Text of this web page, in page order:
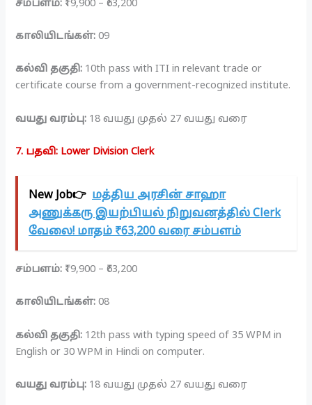
சம்பளம்: ₹19,900 – ₹63,200
காலியிடங்கள்: 09
கல்வி தகுதி: 10th pass with ITI in relevant trade or
certificate course from a government-recognized institute.
வயது வரம்பு: 18 வயது முதல் 27 வயது வரை
7. பதவி: Lower Division Clerk
New Job👉 மத்திய அரசின் சாஹா
அணுக்கரு இயற்பியல் நிறுவனத்தில் Clerk
வேலை! மாதம் ₹63,200 வரை சம்பளம்
சம்பளம்: ₹19,900 – ₹63,200
காலியிடங்கள்: 08
கல்வி தகுதி: 12th pass with typing speed of 35 WPM in
English or 30 WPM in Hindi on computer.
வயது வரம்பு: 18 வயது முதல் 27 வயது வரை